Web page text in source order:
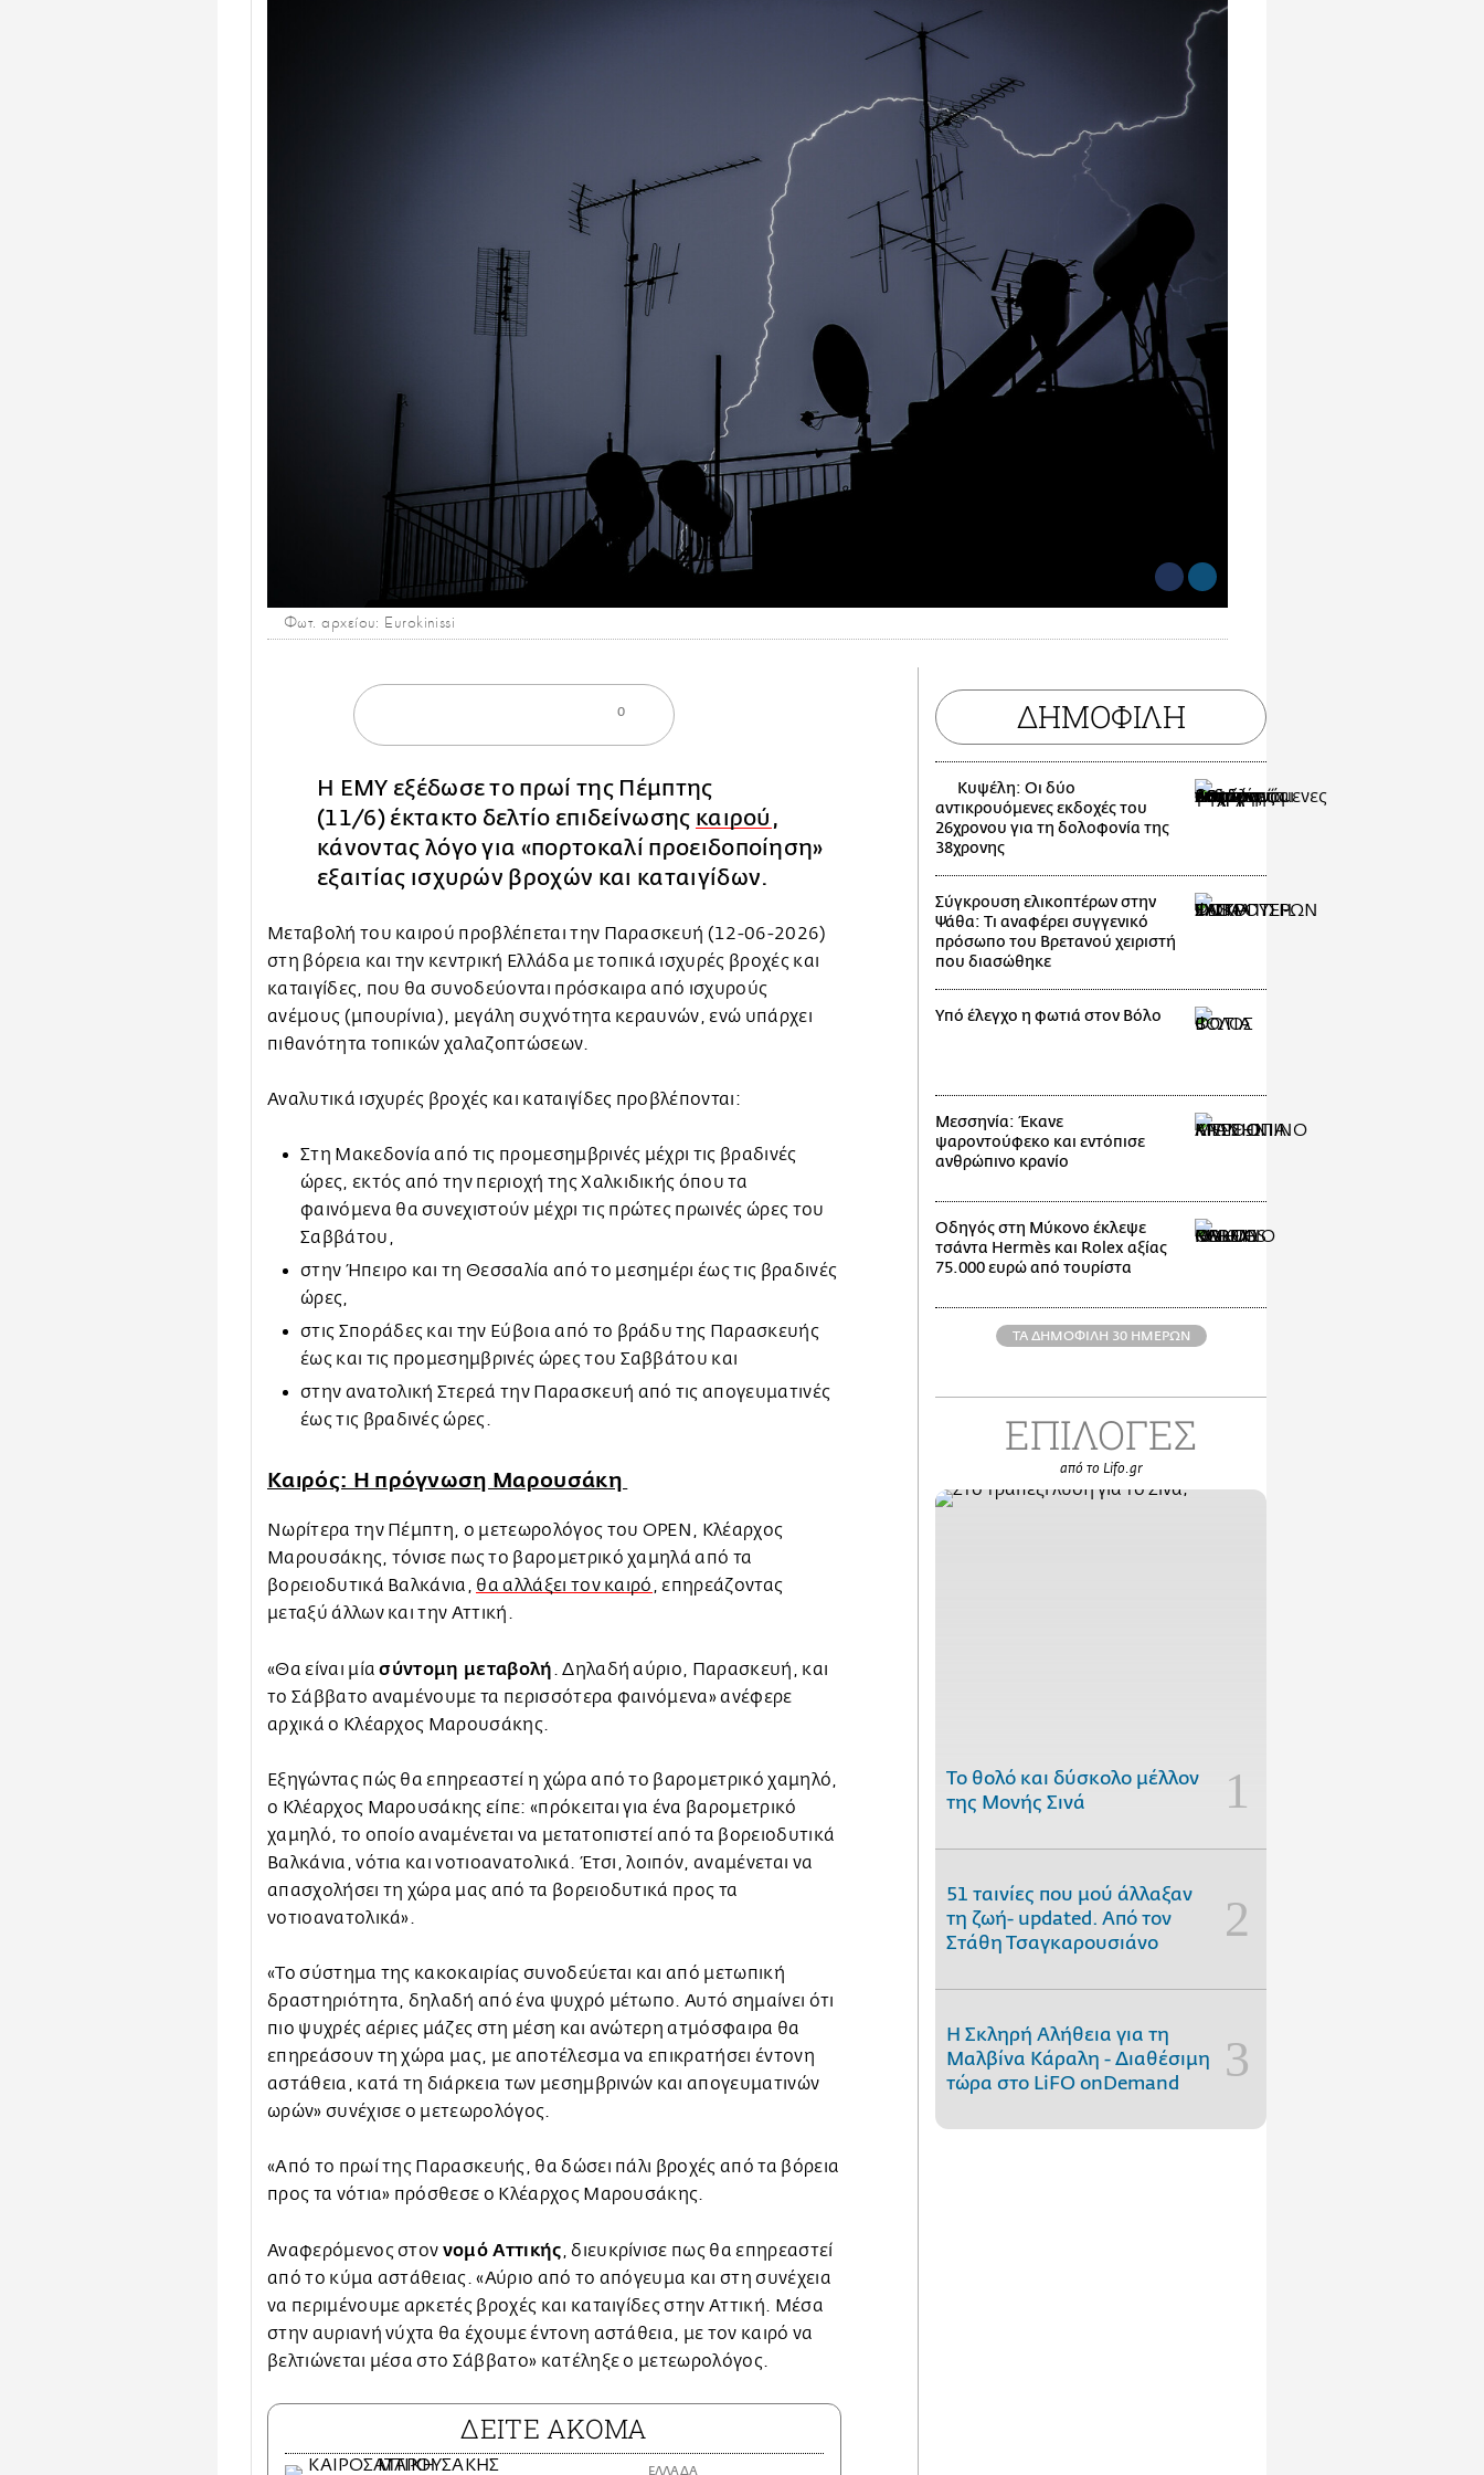
Φωτ. αρχείου: Eurokinissi
0
Η ΕΜΥ εξέδωσε το πρωί της Πέμπτης
(11/6) έκτακτο δελτίο επιδείνωσης καιρού ,
κάνοντας λόγο για «πορτοκαλί προειδοποίηση»
εξαιτίας ισχυρών βροχών και καταιγίδων.
Μεταβολή του καιρού προβλέπεται την Παρασκευή (12-06-2026)
στη βόρεια και την κεντρική Ελλάδα με τοπικά ισχυρές βροχές και
καταιγίδες, που θα συνοδεύονται πρόσκαιρα από ισχυρούς
ανέμους (μπουρίνια), μεγάλη συχνότητα κεραυνών, ενώ υπάρχει
πιθανότητα τοπικών χαλαζοπτώσεων.
Αναλυτικά ισχυρές βροχές και καταιγίδες προβλέπονται:
Στη Μακεδονία από τις προμεσημβρινές μέχρι τις βραδινές
ώρες, εκτός από την περιοχή της Χαλκιδικής όπου τα
φαινόμενα θα συνεχιστούν μέχρι τις πρώτες πρωινές ώρες του
Σαββάτου,
στην Ήπειρο και τη Θεσσαλία από το μεσημέρι έως τις βραδινές
ώρες,
στις Σποράδες και την Εύβοια από το βράδυ της Παρασκευής
έως και τις προμεσημβρινές ώρες του Σαββάτου και
στην ανατολική Στερεά την Παρασκευή από τις απογευματινές
έως τις βραδινές ώρες.
Καιρός: Η πρόγνωση Μαρουσάκη
Νωρίτερα την Πέμπτη, ο μετεωρολόγος του OPEN, Κλέαρχος
Μαρουσάκης, τόνισε πως το βαρομετρικό χαμηλά από τα
βορειοδυτικά Βαλκάνια, θα αλλάξει τον καιρό , επηρεάζοντας
μεταξύ άλλων και την Αττική.
«Θα είναι μίασύντομη μεταβολή . Δηλαδή αύριο, Παρασκευή, και
το Σάββατο αναμένουμε τα περισσότερα φαινόμενα» ανέφερε
αρχικά ο Κλέαρχος Μαρουσάκης.
Εξηγώντας πώς θα επηρεαστεί η χώρα από το βαρομετρικό χαμηλό,
ο Κλέαρχος Μαρουσάκης είπε: «πρόκειται για ένα βαρομετρικό
χαμηλό, το οποίο αναμένεται να μετατοπιστεί από τα βορειοδυτικά
Βαλκάνια, νότια και νοτιοανατολικά. Έτσι, λοιπόν, αναμένεται να
απασχολήσει τη χώρα μας από τα βορειοδυτικά προς τα
νοτιοανατολικά».
«Το σύστημα της κακοκαιρίας συνοδεύεται και από μετωπική
δραστηριότητα, δηλαδή από ένα ψυχρό μέτωπο. Αυτό σημαίνει ότι
πιο ψυχρές αέριες μάζες στη μέση και ανώτερη ατμόσφαιρα θα
επηρεάσουν τη χώρα μας, με αποτέλεσμα να επικρατήσει έντονη
αστάθεια, κατά τη διάρκεια των μεσημβρινών και απογευματινών
ωρών» συνέχισε ο μετεωρολόγος.
«Από το πρωί της Παρασκευής, θα δώσει πάλι βροχές από τα βόρεια
προς τα νότια» πρόσθεσε ο Κλέαρχος Μαρουσάκης.
Αναφερόμενος στον νομό Αττικής , διευκρίνισε πως θα επηρεαστεί
από το κύμα αστάθειας. «Αύριο από το απόγευμα και στη συνέχεια
να περιμένουμε αρκετές βροχές και καταιγίδες στην Αττική. Μέσα
στην αυριανή νύχτα θα έχουμε έντονη αστάθεια, με τον καιρό να
βελτιώνεται μέσα στο Σάββατο» κατέληξε ο μετεωρολόγος.
ΔΕΙΤΕ ΑΚΟΜΑ
ΕΛΛΑΔΑ
ΔΗΜΟΦΙΛΗ
Κυψέλη: Οι δύο
αντικρουόμενες εκδοχές του
26χρονου για τη δολοφονία της
38χρονης
Σύγκρουση ελικοπτέρων στην
Ψάθα: Τι αναφέρει συγγενικό
πρόσωπο του Βρετανού χειριστή
που διασώθηκε
Υπό έλεγχο η φωτιά στον Βόλο
Μεσσηνία: Έκανε
ψαροντούφεκο και εντόπισε
ανθρώπινο κρανίο
Οδηγός στη Μύκονο έκλεψε
τσάντα Hermès και Rolex αξίας
75.000 ευρώ από τουρίστα
ΤΑ ΔΗΜΟΦΙΛΗ 30 ΗΜΕΡΩΝ
ΕΠΙΛΟΓΕΣ
από το Lifo.gr
Το θολό και δύσκολο μέλλον
της Μονής Σινά
51 ταινίες που μού άλλαξαν
τη ζωή- updated. Aπό τον
Στάθη Τσαγκαρουσιάνο
Η Σκληρή Αλήθεια για τη
Μαλβίνα Κάραλη - Διαθέσιμη
τώρα στo LiFO onDemand